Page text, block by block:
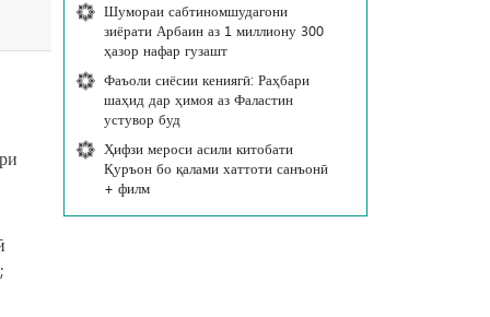
Шумораи сабтиномшудагони
зиёрати Арбаин аз 1 миллиону 300
ҳазор нафар гузашт
Фаъоли сиёсии кениягӣ: Раҳбари
шаҳид дар ҳимоя аз Фаластин
устувор буд
Ҳифзи мероси асили китобати
Қуръон бо қалами хаттоти санъонӣ
+ филм